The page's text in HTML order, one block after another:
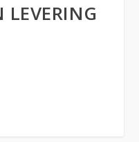
LEVERING